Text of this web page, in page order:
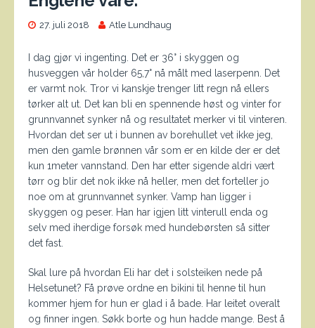
27. juli 2018 Atle Lundhaug
I dag gjør vi ingenting. Det er 36° i skyggen og
husveggen vår holder 65,7° nå målt med laserpenn. Det
er varmt nok. Tror vi kanskje trenger litt regn nå ellers
tørker alt ut. Det kan bli en spennende høst og vinter for
grunnvannet synker nå og resultatet merker vi til vinteren.
Hvordan det ser ut i bunnen av borehullet vet ikke jeg,
men den gamle brønnen vår som er en kilde der er det
kun 1meter vannstand. Den har etter sigende aldri vært
tørr og blir det nok ikke nå heller, men det forteller jo
noe om at grunnvannet synker. Vamp han ligger i
skyggen og peser. Han har igjen litt vinterull enda og
selv med iherdige forsøk med hundebørsten så sitter
det fast.
Skal lure på hvordan Eli har det i solsteiken nede på
Helsetunet? Få prøve ordne en bikini til henne til hun
kommer hjem for hun er glad i å bade. Har leitet overalt
og finner ingen. Søkk borte og hun hadde mange. Best å